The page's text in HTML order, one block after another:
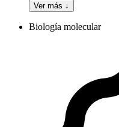
Ver más ↓
Biología molecular